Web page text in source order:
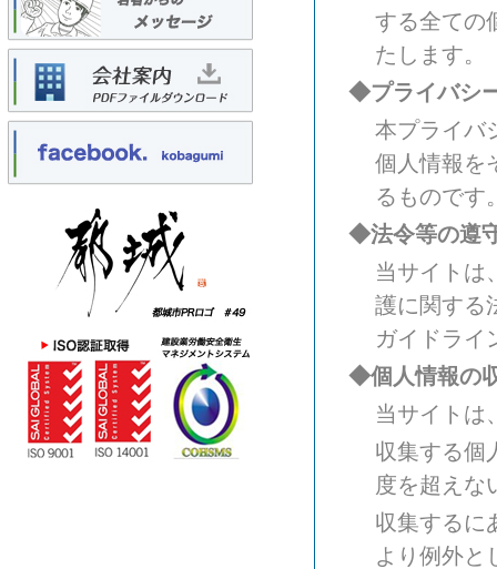
する全ての
たします。
◆プライバシ
本プライバ
個人情報を
るものです
◆法令等の遵
当サイトは
護に関する
ガイドライ
◆個人情報の
当サイトは
収集する個
度を超えな
収集するに
より例外と